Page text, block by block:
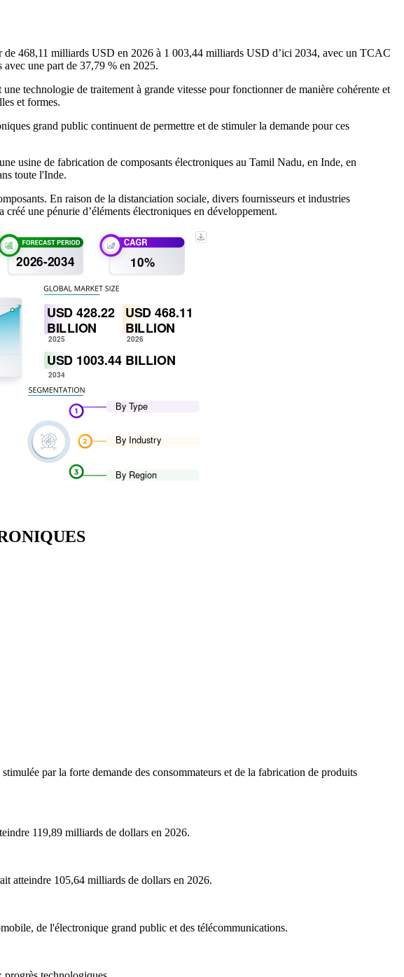
de 468,11 milliards USD en 2026 à 1 003,44 milliards USD d’ici 2034, avec un TCAC
une part de 37,79 % en 2025.
technologie de traitement à grande vitesse pour fonctionner de manière cohérente et
et formes.
grand public continuent de permettre et de stimuler la demande pour ces
usine de fabrication de composants électroniques au Tamil Nadu, en Inde, en
toute l'Inde.
En raison de la distanciation sociale, divers fournisseurs et industries
une pénurie d’éléments électroniques en développement.
par la forte demande des consommateurs et de la fabrication de produits
119,89 milliards de dollars en 2026.
atteindre 105,64 milliards de dollars en 2026.
de l'électronique grand public et des télécommunications.